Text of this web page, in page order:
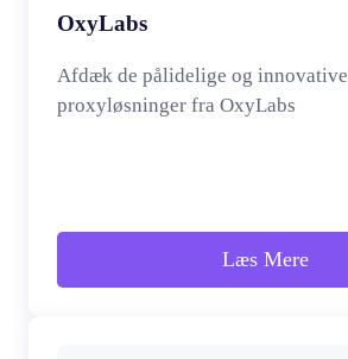
OxyLabs
Afdæk de pålidelige og innovative
proxyløsninger fra OxyLabs
Læs Mere